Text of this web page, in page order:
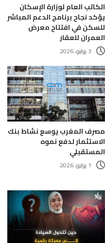
الكاتب العام لوزارة الإسكان
يؤكد نجاح برنامج الدعم المباشر
للسكن في افتتاح معرض
العمران للعقار
3 يوليو، 2026
مصرف المغرب يوسع نشاط بنك
الاستثمار لدفع نموه
المستقبلي
1 يوليو، 2026